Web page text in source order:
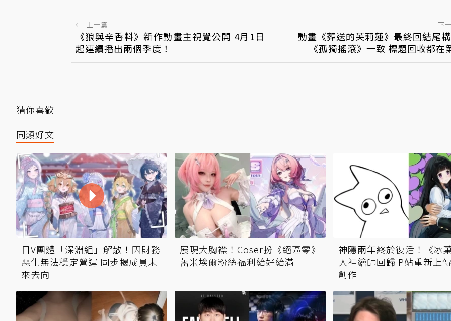
← 上一篇
《狼與辛香料》新作動畫主視覺公開 4月1日
起連續播出兩個季度！
下
動畫《葬送的芙莉蓮》最終回結尾
《孤獨搖滾》一致 標題回收都在
猜你喜歡
同類好文
日V團體「深淵組」解散！因財務
惡化無法穩定營運 同步揭成員未
來去向
展現大胸襟！Coser扮《絕區零》
蕾米埃爾粉絲福利給好給滿
神隱兩年終於復活！《冰
人神繪師回歸 P站重新上
創作